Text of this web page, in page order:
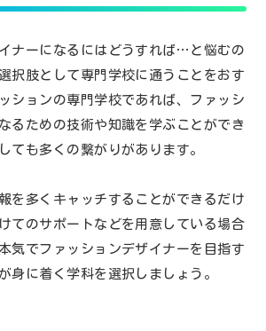
ナーになるにはどうすれば…と悩むの
択肢として専門学校に通うことをおす
ションの専門学校であれば、ファッシ
るための技術や知識を学ぶことができ
ても多くの繋がりがあります。
を多くキャッチすることができるだけ
てのサポートなどを用意している場合
気でファッションデザイナーを目指す
身に着く学科を選択しましょう。